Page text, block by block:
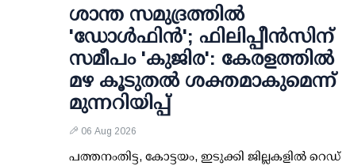
ശാന്ത സമുദ്രത്തില്‍
'ഡോള്‍ഫിന്‍'; ഫിലിപ്പീന്‍സിന്
സമീപം 'കുജിര': കേരളത്തില്‍
മഴ കൂടുതല്‍ ശക്തമാകുമെന്ന്
മുന്നറിയിപ്പ്
06 Aug 2026
പത്തനംതിട്ട, കോട്ടയം, ഇടുക്കി ജില്ലകളില്‍ റെഡ്